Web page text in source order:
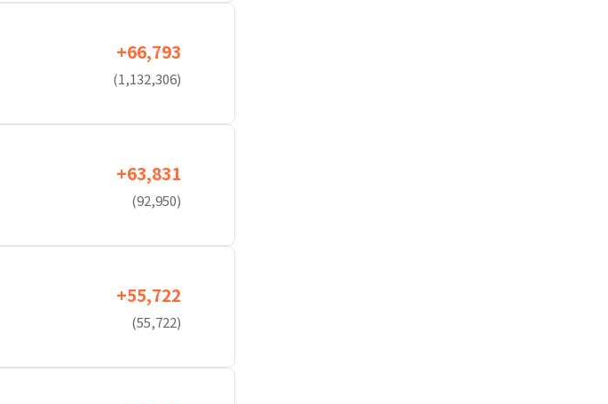
+66,793
(1,132,306)
+63,831
(92,950)
+55,722
(55,722)